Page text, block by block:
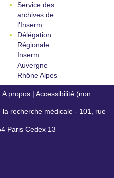
Service des
archives de
l'Inserm
Délégation
Régionale
Inserm
Auvergne
Rhône Alpes
A propos | Accessibilité (non
recherche médicale - 101, rue
Paris Cedex 13